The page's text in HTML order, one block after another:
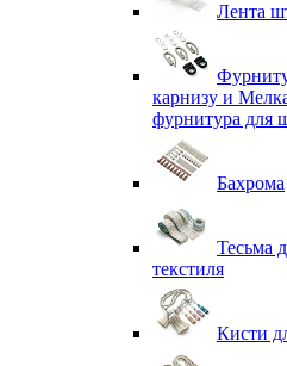
Лента
карнизу и
фурнитура для
Бахрома
Тесьма
текстиля
Кисти